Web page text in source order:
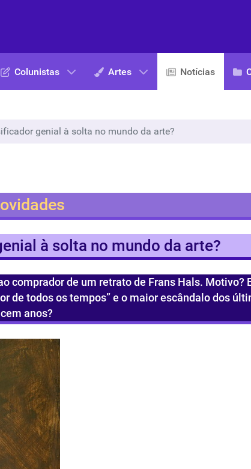
Colunistas Artes Notícias
genial à solta no mundo da arte?
à solta no mundo da arte?
comprador de um retrato de Frans Hals. Motivo?
de todos os tempos” e o maior escândalo dos
cem anos?